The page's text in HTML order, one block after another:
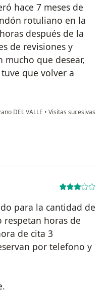
hace 7 meses de
rotuliano en la
después de la
de revisiones y
que desear,
que volver a
DEL VALLE • Visitas sucesivas
para la cantidad de
respetan horas de
de cita 3
por telefono y